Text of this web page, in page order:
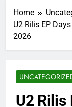
Home
U2 Rilis EP
2026
U2 Rilis